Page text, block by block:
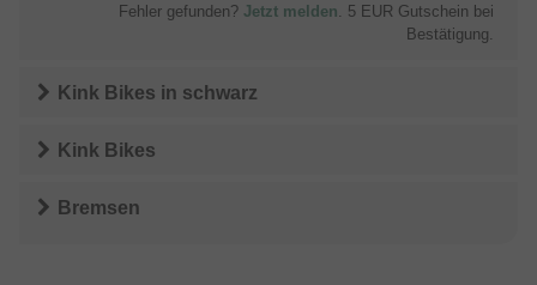
Fehler gefunden? Jetzt melden. 5 EUR Gutschein bei
Bestätigung.
Kink Bikes in schwarz
Kink Bikes
Bremsen